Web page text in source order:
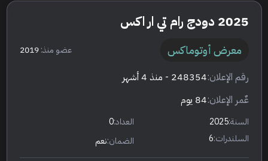
2025 دودج رام تي ار اكس
معرض أوتوماكس عضو منذ:2019
رقم الإعلان:248354 - منذ 4 أشهر
عٌمر الإعلان:84 يوم
السنة:2025 العداد:0
السلندرات:6 الضمان:نعم